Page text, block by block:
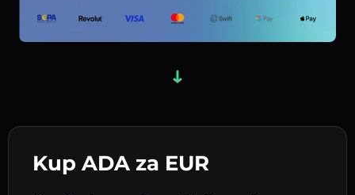
Kup ADA za EUR